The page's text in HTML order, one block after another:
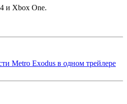
и Xbox One.
Metro Exodus в одном трейлере